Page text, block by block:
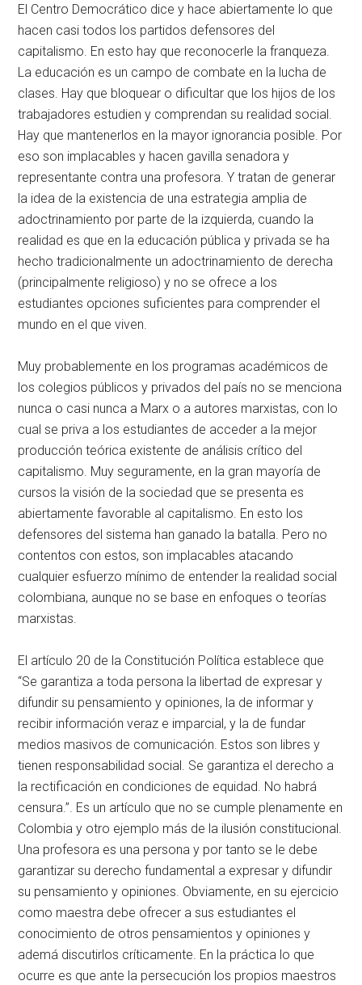
El Centro Democrático dice y hace abiertamente lo que
hacen casi todos los partidos defensores del
capitalismo. En esto hay que reconocerle la franqueza.
La educación es un campo de combate en la lucha de
clases. Hay que bloquear o dificultar que los hijos de los
trabajadores estudien y comprendan su realidad social.
Hay que mantenerlos en la mayor ignorancia posible. Por
eso son implacables y hacen gavilla senadora y
representante contra una profesora. Y tratan de generar
la idea de la existencia de una estrategia amplia de
adoctrinamiento por parte de la izquierda, cuando la
realidad es que en la educación pública y privada se ha
hecho tradicionalmente un adoctrinamiento de derecha
(principalmente religioso) y no se ofrece a los
estudiantes opciones suficientes para comprender el
mundo en el que viven.
Muy probablemente en los programas académicos de
los colegios públicos y privados del país no se menciona
nunca o casi nunca a Marx o a autores marxistas, con lo
cual se priva a los estudiantes de acceder a la mejor
producción teórica existente de análisis crítico del
capitalismo. Muy seguramente, en la gran mayoría de
cursos la visión de la sociedad que se presenta es
abiertamente favorable al capitalismo. En esto los
defensores del sistema han ganado la batalla. Pero no
contentos con estos, son implacables atacando
cualquier esfuerzo mínimo de entender la realidad social
colombiana, aunque no se base en enfoques o teorías
marxistas.
El artículo 20 de la Constitución Política establece que
“Se garantiza a toda persona la libertad de expresar y
difundir su pensamiento y opiniones, la de informar y
recibir información veraz e imparcial, y la de fundar
medios masivos de comunicación. Estos son libres y
tienen responsabilidad social. Se garantiza el derecho a
la rectificación en condiciones de equidad. No habrá
censura.”. Es un artículo que no se cumple plenamente en
Colombia y otro ejemplo más de la ilusión constitucional.
Una profesora es una persona y por tanto se le debe
garantizar su derecho fundamental a expresar y difundir
su pensamiento y opiniones. Obviamente, en su ejercicio
como maestra debe ofrecer a sus estudiantes el
conocimiento de otros pensamientos y opiniones y
ademá discutirlos críticamente. En la práctica lo que
ocurre es que ante la persecución los propios maestros